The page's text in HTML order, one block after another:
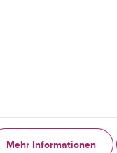
Mehr Informationen